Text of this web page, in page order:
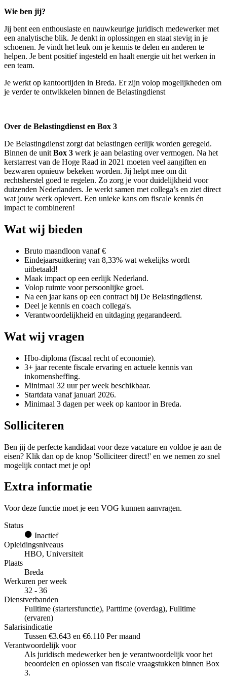
Wie ben jij?
Jij bent een enthousiaste en nauwkeurige juridisch medewerker met
een analytische blik. Je denkt in oplossingen en staat stevig in je
schoenen. Je vindt het leuk om je kennis te delen en anderen te
helpen. Je bent positief ingesteld en haalt energie uit het werken in
een team.
Je werkt op kantoortijden in Breda. Er zijn volop mogelijkheden om
je verder te ontwikkelen binnen de Belastingdienst
Over de Belastingdienst en Box 3
De Belastingdienst zorgt dat belastingen eerlijk worden geregeld.
Binnen de unit Box 3 werk je aan belasting over vermogen. Na het
kerstarrest van de Hoge Raad in 2021 moeten veel aangiften en
bezwaren opnieuw bekeken worden. Jij helpt mee om dit
rechtsherstel goed te regelen. Zo zorg je voor duidelijkheid voor
duizenden Nederlanders. Je werkt samen met collega’s en ziet direct
wat jouw werk oplevert. Een unieke kans om fiscale kennis én
impact te combineren!
Wat wij bieden
Bruto maandloon vanaf €
Eindejaarsuitkering van 8,33% wat wekelijks wordt
uitbetaald!
Maak impact op een eerlijk Nederland.
Volop ruimte voor persoonlijke groei.
Na een jaar kans op een contract bij De Belastingdienst.
Deel je kennis en coach collega's.
Verantwoordelijkheid en uitdaging gegarandeerd.
Wat wij vragen
Hbo-diploma (fiscaal recht of economie).
3+ jaar recente fiscale ervaring en actuele kennis van
inkomensheffing.
Minimaal 32 uur per week beschikbaar.
Startdata vanaf januari 2026.
Minimaal 3 dagen per week op kantoor in Breda.
Solliciteren
Ben jij de perfecte kandidaat voor deze vacature en voldoe je aan de
eisen? Klik dan op de knop 'Solliciteer direct!' en we nemen zo snel
mogelijk contact met je op!
Extra informatie
Voor deze functie moet je een VOG kunnen aanvragen.
Status
Inactief
Opleidingsniveaus
HBO, Universiteit
Plaats
Breda
Werkuren per week
32 - 36
Dienstverbanden
Fulltime (startersfunctie), Parttime (overdag), Fulltime
(ervaren)
Salarisindicatie
Tussen €3.643 en €6.110 Per maand
Verantwoordelijk voor
Als juridisch medewerker ben je verantwoordelijk voor het
beoordelen en oplossen van fiscale vraagstukken binnen Box
3.